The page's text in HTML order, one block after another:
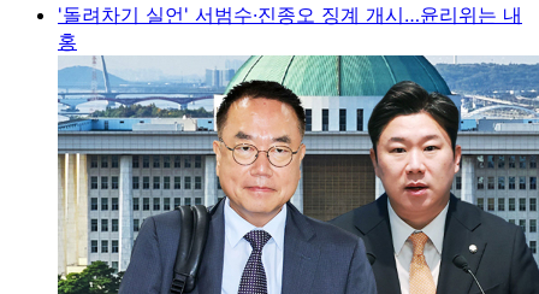
'돌려차기 실언' 서범수·진종오 징계 개시…윤리위는 내
홍